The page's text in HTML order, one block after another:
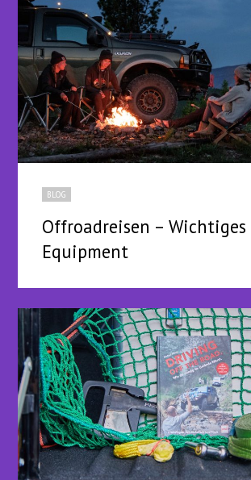
BLOG
Offroadreisen – Wichtiges
Equipment